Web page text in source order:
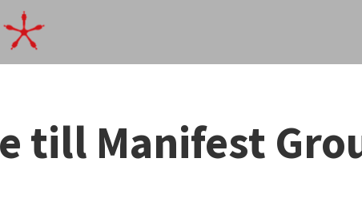
till Manifest